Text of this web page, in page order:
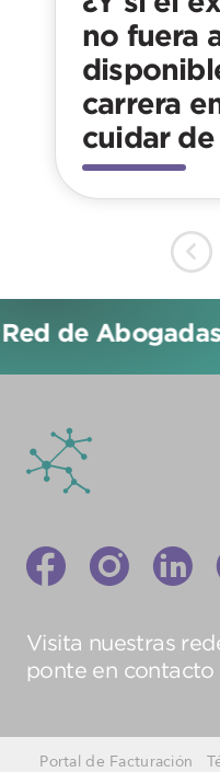
no fuera
carrera
cuidar
de Abogadas
Visita nuestras
ponte en contacto
Portal de Facturación